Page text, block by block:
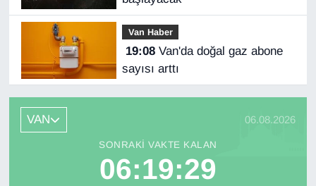
Van Haber
19:08Van'da doğal gaz abone
sayısı arttı
VAN 06.08.2026
SONRAKI VAKTE KALAN
06:19:29